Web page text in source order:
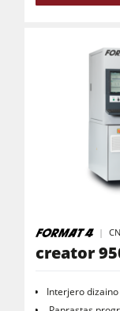
Briketų presai
Neapdirbto
Oro valymo
Mechaninės
Dirbtuvių
F4Solutions
Projekto
creator
Interjero